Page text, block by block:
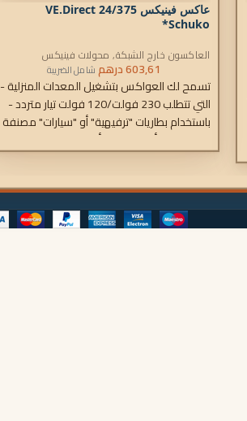
عاكس فينيكس 24/375 VE.Direct
Schuko*
العاكسون خارج الشبكة, محولات فينيكس
603,61درهمشامل الضريبة
تسمح لك العواكس بتشغيل المعدات المنزلية -
التي تتطلب 230 فولت/120 فولت تيار متردد -
باستخدام بطاريات "ترفيهية" أو "سيارات" مصنفة
مستمر.